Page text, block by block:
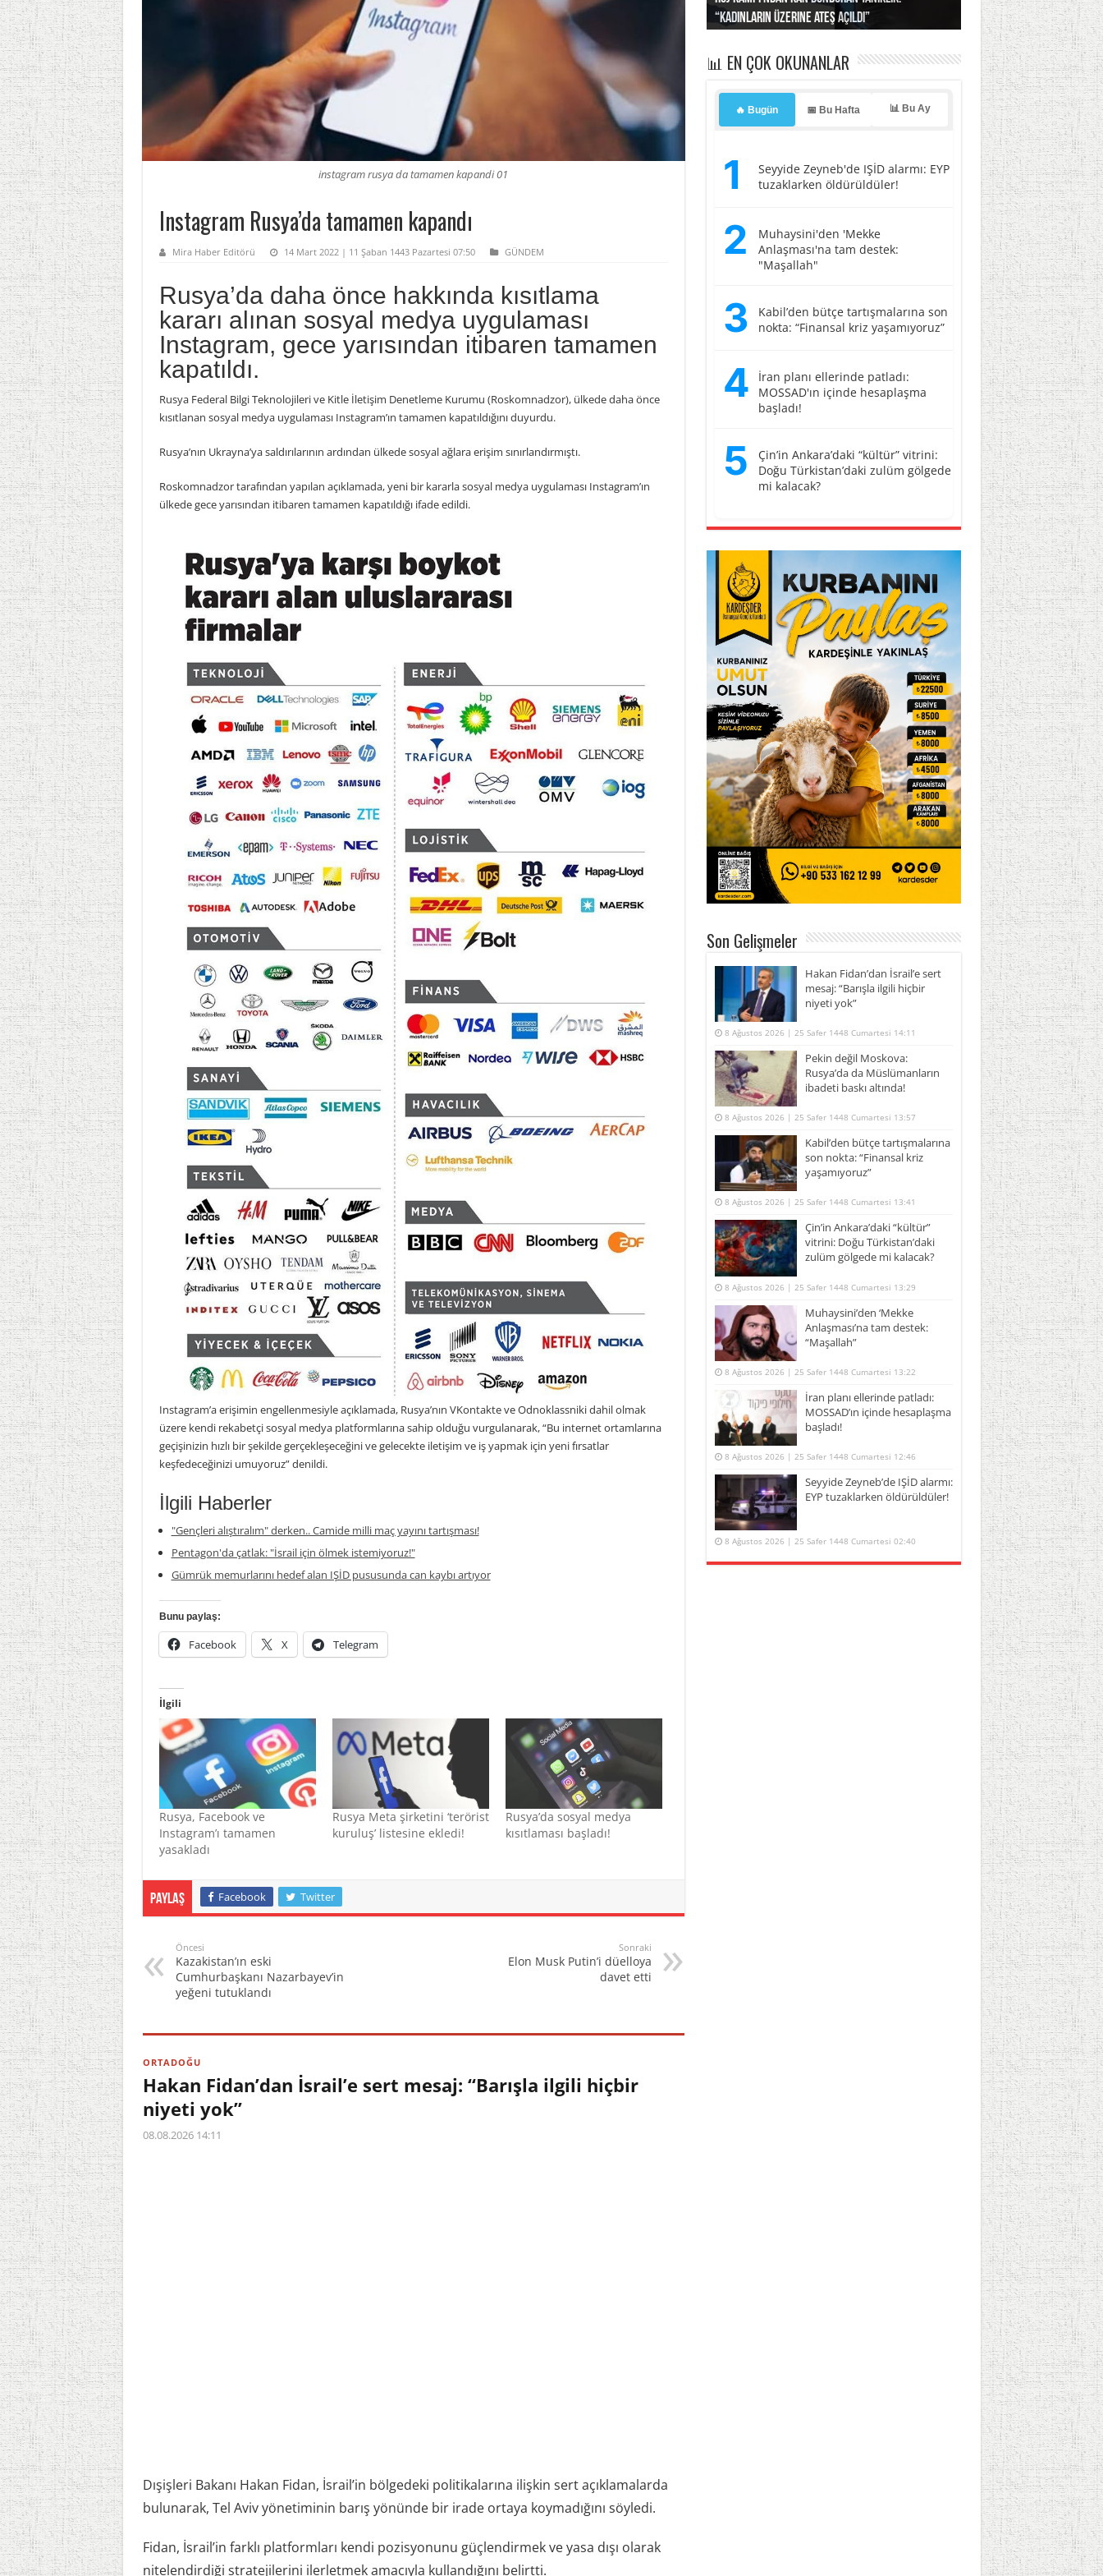
instagram rusya da tamamen kapandi 01
Instagram Rusya’da tamamen kapandı
Mira Haber Editörü 14 Mart 2022 | 11 Şaban 1443 Pazartesi 07:50 GÜNDEM
Rusya’da daha önce hakkında kısıtlama
kararı alınan sosyal medya uygulaması
Instagram, gece yarısından itibaren tamamen
kapatıldı.
Rusya Federal Bilgi Teknolojileri ve Kitle İletişim Denetleme Kurumu (Roskomnadzor), ülkede daha önce
kısıtlanan sosyal medya uygulaması Instagram’ın tamamen kapatıldığını duyurdu.
Rusya’nın Ukrayna’ya saldırılarının ardından ülkede sosyal ağlara erişim sınırlandırmıştı.
Roskomnadzor tarafından yapılan açıklamada, yeni bir kararla sosyal medya uygulaması Instagram’ın
ülkede gece yarısından itibaren tamamen kapatıldığı ifade edildi.
Instagram’a erişimin engellenmesiyle açıklamada, Rusya’nın VKontakte ve Odnoklassniki dahil olmak
üzere kendi rekabetçi sosyal medya platformlarına sahip olduğu vurgulanarak, “Bu internet ortamlarına
geçişinizin hızlı bir şekilde gerçekleşeceğini ve gelecekte iletişim ve iş yapmak için yeni fırsatlar
keşfedeceğinizi umuyoruz” denildi.
İlgili Haberler
"Gençleri alıştıralım" derken.. Camide milli maç yayını tartışması!
Pentagon'da çatlak: "İsrail için ölmek istemiyoruz!"
Gümrük memurlarını hedef alan IŞİD pususunda can kaybı artıyor
Bunu paylaş:
Facebook X Telegram
İlgili
Rusya, Facebook ve
Instagram’ı tamamen
yasakladı
Rusya Meta şirketini ‘terörist
kuruluş’ listesine ekledi!
Rusya’da sosyal medya
kısıtlaması başladı!
Paylaş Facebook Twitter
Öncesi
Kazakistan’ın eski
Cumhurbaşkanı Nazarbayev’in
yeğeni tutuklandı
Sonraki
Elon Musk Putin’i düelloya
davet etti
ORTADOĞU
Hakan Fidan’dan İsrail’e sert mesaj: “Barışla ilgili hiçbir
niyeti yok”
08.08.2026 14:11
Dışişleri Bakanı Hakan Fidan, İsrail’in bölgedeki politikalarına ilişkin sert açıklamalarda
bulunarak, Tel Aviv yönetiminin barış yönünde bir irade ortaya koymadığını söyledi.
Fidan, İsrail’in farklı platformları kendi pozisyonunu güçlendirmek ve yasa dışı olarak
nitelendirdiği stratejilerini ilerletmek amacıyla kullandığını belirtti.
“Kadınların üzerine ateş açıldı”
Irak’a misilleme tehdidi!
yaptı… İsrail’in “timsah” planına fren!
kayıtlar başladı
basıldı, kabus yaşatıldı!
📊 EN ÇOK OKUNANLAR
🔥 Bugün 📅 Bu Hafta 📊 Bu Ay
1
Seyyide Zeyneb'de IŞİD alarmı: EYP
tuzaklarken öldürüldüler!
2
Muhaysini'den 'Mekke
Anlaşması'na tam destek:
"Maşallah"
3
Kabil’den bütçe tartışmalarına son
nokta: “Finansal kriz yaşamıyoruz”
4
İran planı ellerinde patladı:
MOSSAD'ın içinde hesaplaşma
başladı!
5
Çin’in Ankara’daki “kültür” vitrini:
Doğu Türkistan’daki zulüm gölgede
mi kalacak?
Son Gelişmeler
Hakan Fidan’dan İsrail’e sert
mesaj: “Barışla ilgili hiçbir
niyeti yok”
8 Ağustos 2026 | 25 Safer 1448 Cumartesi 14:11
Pekin değil Moskova:
Rusya’da da Müslümanların
ibadeti baskı altında!
8 Ağustos 2026 | 25 Safer 1448 Cumartesi 13:57
Kabil’den bütçe tartışmalarına
son nokta: “Finansal kriz
yaşamıyoruz”
8 Ağustos 2026 | 25 Safer 1448 Cumartesi 13:41
Çin’in Ankara’daki “kültür”
vitrini: Doğu Türkistan’daki
zulüm gölgede mi kalacak?
8 Ağustos 2026 | 25 Safer 1448 Cumartesi 13:29
Muhaysini’den ‘Mekke
Anlaşması’na tam destek:
“Maşallah”
8 Ağustos 2026 | 25 Safer 1448 Cumartesi 13:22
İran planı ellerinde patladı:
MOSSAD’ın içinde hesaplaşma
başladı!
8 Ağustos 2026 | 25 Safer 1448 Cumartesi 12:46
Seyyide Zeyneb’de IŞİD alarmı:
EYP tuzaklarken öldürüldüler!
8 Ağustos 2026 | 25 Safer 1448 Cumartesi 02:40